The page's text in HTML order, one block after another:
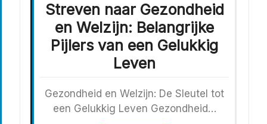
Streven naar Gezondheid
en Welzijn: Belangrijke
Pijlers van een Gelukkig
Leven
Gezondheid en Welzijn: De Sleutel tot
een Gelukkig Leven Gezondheid…